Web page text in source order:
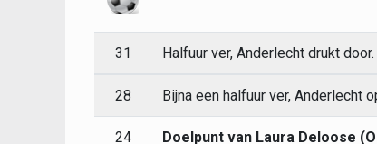
31 Halfuur ver, Anderlecht drukt
28 Bijna een halfuur ver, Anderlecht
24 Doelpunt van Laura Deloose